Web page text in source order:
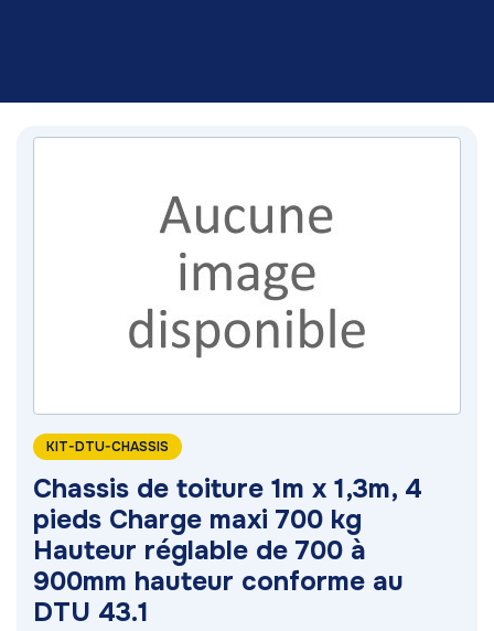
KIT-DTU-CHASSIS
Chassis de toiture 1m x 1,3m, 4
pieds Charge maxi 700 kg
Hauteur réglable de 700 à
900mm hauteur conforme au
DTU 43.1